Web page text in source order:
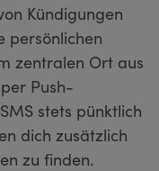
Kündigungen
persönlichen
zentralen Ort aus
Push-
stets pünktlich
dich zusätzlich
zu finden.